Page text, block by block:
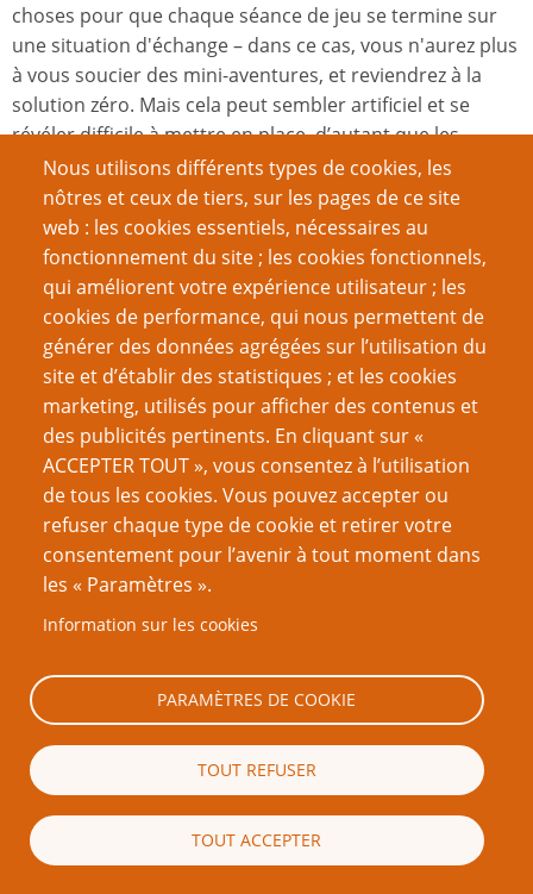
choses pour que chaque séance de jeu se termine sur
une situation d'échange – dans ce cas, vous n'aurez plus
à vous soucier des mini-aventures, et reviendrez à la
solution zéro. Mais cela peut sembler artificiel et se
révéler difficile à mettre en place, d’autant que les
autres problèmes de cette solution zéro demeurent. Il
pourrait donc être utile d'avoir toujours une ou deux
mini-aventures à sortir de votre manche.
Un MJ expérimenté serait sûrement capable
d'improviser immédiatement une mini-aventure basée
uniquement sur une idée de scénario (comme celles
présentées dans Eureka
[un supplément de Gnomestew
avec 501 synopsis d’intrigues et des conseils pour les
développer (NdT)]) mais jusqu'à ce que vous en soyez
capable, vous devrez probablement prévoir un peu de
temps pour préparer une mini-aventure prête à jouer.
Avantages
En deux mots, cela résout le problème principal et évite
les complications posées par les autres solutions. Et si
sont en train de jouer la campagne principale ou la
secondaire, vous êtes gagnants sur tous les tableaux.
Cette solution peut être mise en place à n'importe quel
moment d'une campagne existante.
Vous pouvez même utiliser les mini-aventures pour
résoudre des problèmes mineurs et ajouter des
Nous utilisons différents types de cookies, les
nôtres et ceux de tiers, sur les pages de ce site
web : les cookies essentiels, nécessaires au
fonctionnement du site ; les cookies fonctionnels,
qui améliorent votre expérience utilisateur ; les
cookies de performance, qui nous permettent de
générer des données agrégées sur l’utilisation du
site et d’établir des statistiques ; et les cookies
marketing, utilisés pour afficher des contenus et
des publicités pertinents. En cliquant sur «
ACCEPTER TOUT », vous consentez à l’utilisation
de tous les cookies. Vous pouvez accepter ou
refuser chaque type de cookie et retirer votre
consentement pour l’avenir à tout moment dans
les « Paramètres ».
Information sur les cookies
PARAMÈTRES DE COOKIE
TOUT REFUSER
TOUT ACCEPTER